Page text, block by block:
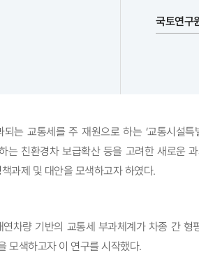
국토연구
는 교통세를 주 재원으로 하는 ‘교통시설
친환경차 보급확산 등을 고려한 새로운
과제 및 대안을 모색하고자 하였다.
차량 기반의 교통세 부과체계가 차종 간 형
모색하고자 이 연구를 시작했다.